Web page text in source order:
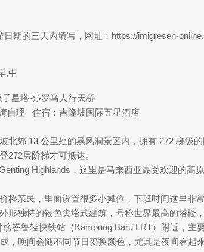
期的三天内填写，网址：https://imigresen-
,中
星塔-莎罗马人行天桥
自理 住宿：吉隆坡国际五星酒店
北郊 13 公里处的黑风洞景区内，拥有 272 梯级
272层阶梯才可抵达。
Highlands，这里是马来西亚最受欢迎的高
格亲民，里面设置很多小摊位，下班时间这里非
形独特的银色尖塔式建筑，号称世界最高的塔楼
峇鲁轻快铁站（Kampung Baru LRT）附近，
，晚间会随不同节日变换颜色，尤其是夜间看